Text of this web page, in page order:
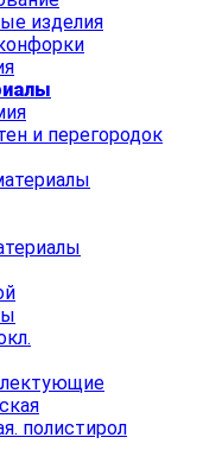
изделия
и перегородок
полистирол